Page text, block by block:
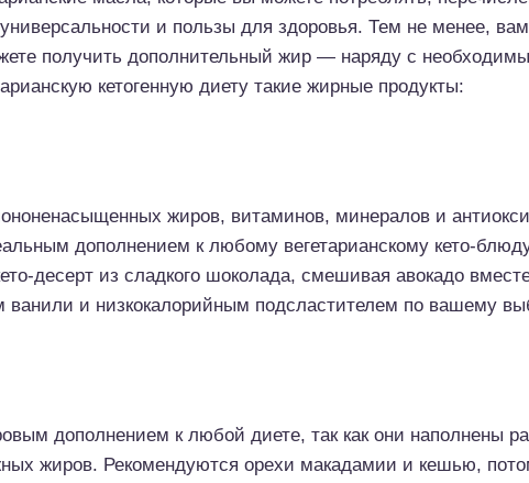
и пользы для здоровья. Тем не менее,
получить дополнительный жир — наряду с
кетогенную диету такие жирные продукты:
жиров, витаминов, минералов и
дополнением к любому вегетарианскому кето-
десерт из сладкого шоколада, смешивая авокадо
ванили и низкокалорийным подсластителем по вашему
дополнением к любой диете, так как они наполнены
жиров. Рекомендуются орехи макадамии и кешью,